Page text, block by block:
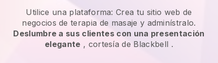
Utilice una plataforma:Crea tu sitio web de
negocios de terapia de masaje y adminístralo.
Deslumbre a sus clientes con una presentación
elegante , cortesía de Blackbell .